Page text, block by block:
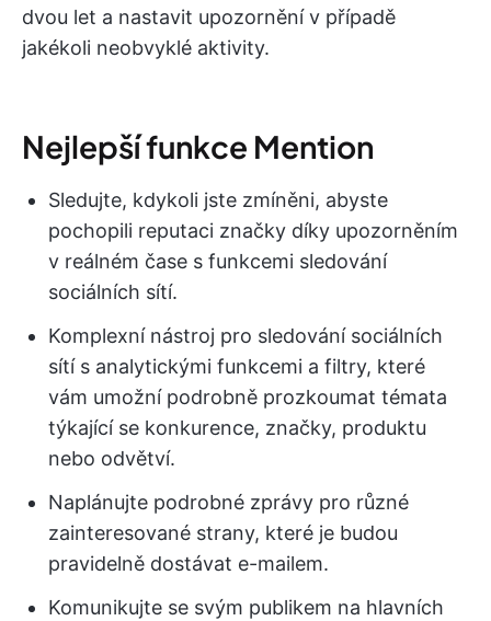
dvou let a nastavit upozornění v případě
jakékoli neobvyklé aktivity.
Nejlepší funkce Mention
Sledujte, kdykoli jste zmíněni, abyste
pochopili reputaci značky díky upozorněním
v reálném čase s funkcemi sledování
sociálních sítí.
Komplexní nástroj pro sledování sociálních
sítí s analytickými funkcemi a filtry, které
vám umožní podrobně prozkoumat témata
týkající se konkurence, značky, produktu
nebo odvětví.
Naplánujte podrobné zprávy pro různé
zainteresované strany, které je budou
pravidelně dostávat e-mailem.
Komunikujte se svým publikem na hlavních